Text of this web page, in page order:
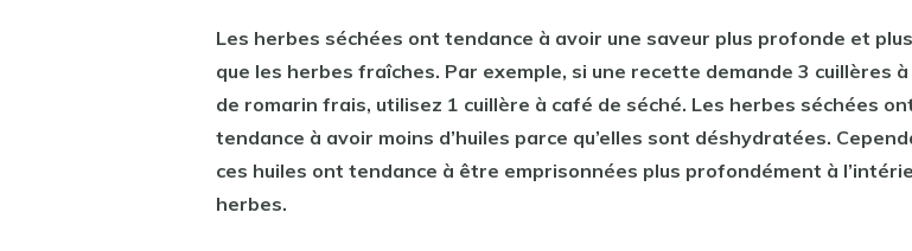
Les herbes séchées ont tendance à avoir une saveur plus profonde et
que les herbes fraîches. Par exemple, si une recette demande 3 cuillères
de romarin frais, utilisez 1 cuillère à café de séché. Les herbes séchées
tendance à avoir moins d’huiles parce qu’elles sont déshydratées.
ces huiles ont tendance à être emprisonnées plus profondément à
herbes.